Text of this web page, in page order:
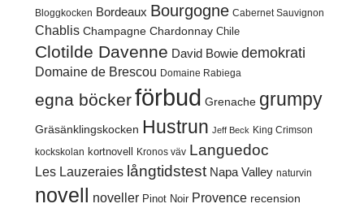
Bloggkocken Bordeaux Bourgogne Cabernet Sauvignon
Chablis Champagne Chardonnay Chile
Clotilde Davenne David Bowie demokrati
Domaine de Brescou Domaine Rabiega
egna böckerförbud Grenache grumpy
Gräsänklingskocken Hustrun Jeff Beck King Crimson
kockskolan kortnovell Kronos väv Languedoc
Les Lauzeraies långtidstest Napa Valley naturvin
novell noveller Pinot Noir Provence recension